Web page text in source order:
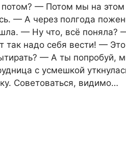
— Потом мы на этом
— А через полгода
— Ну что, всё поняла?
так надо себя вести! —
— А ты попробуй,
с усмешкой
Советоваться, видимо…